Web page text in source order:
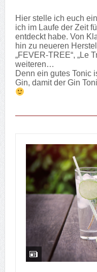
Hier stelle ich euch
ich im Laufe der Zeit
entdeckt habe. Von
hin zu neueren
„FEVER-TREE“, „Le
weiteren…
Denn ein gutes Tonic
Gin, damit der Gin